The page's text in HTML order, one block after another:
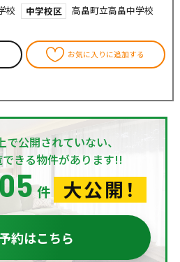
校 中学校区 高畠町立高畠中学校
お気に入りに追加する
公開されていない、
きる物件があります!!
件 大公開！
約はこちら